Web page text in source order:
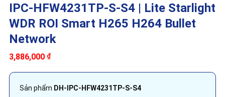
IPC-HFW4231TP-S-S4 | Lite Starlight
WDR ROI Smart H265 H264 Bullet
Network
3,886,000 ₫
Sản phẩm DH-IPC-HFW4231TP-S-S4